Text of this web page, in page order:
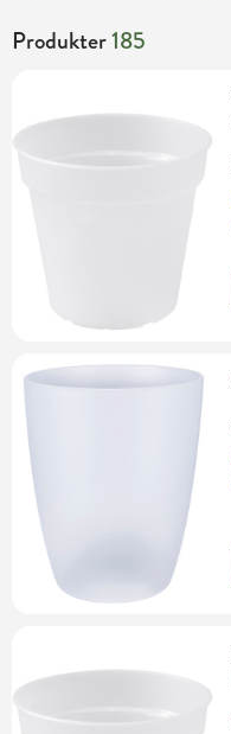
Produkter185